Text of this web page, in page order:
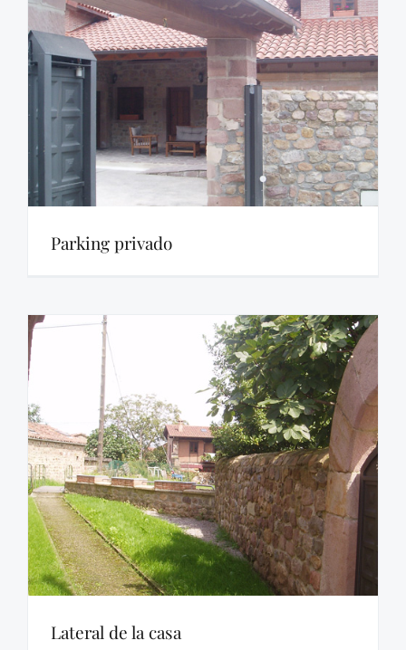
Parking privado
Lateral de la casa